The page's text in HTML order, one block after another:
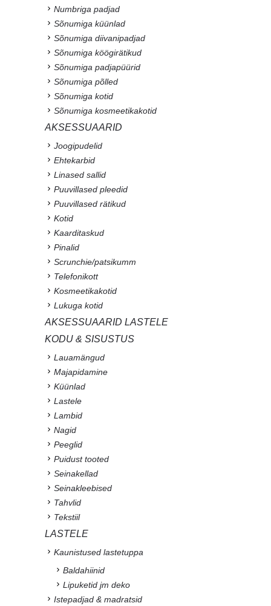
Numbriga padjad
Sõnumiga küünlad
Sõnumiga diivanipadjad
Sõnumiga köögirätikud
Sõnumiga padjapüürid
Sõnumiga põlled
Sõnumiga kotid
Sõnumiga kosmeetikakotid
AKSESSUAARID
Joogipudelid
Ehtekarbid
Linased sallid
Puuvillased pleedid
Puuvillased rätikud
Kotid
Kaarditaskud
Pinalid
Scrunchie/patsikumm
Telefonikott
Kosmeetikakotid
Lukuga kotid
AKSESSUAARID LASTELE
KODU & SISUSTUS
Lauamängud
Majapidamine
Küünlad
Lastele
Lambid
Nagid
Peeglid
Puidust tooted
Seinakellad
Seinakleebised
Tahvlid
Tekstiil
LASTELE
Kaunistused lastetuppa
Baldahiinid
Lipuketid jm deko
Istepadjad & madratsid